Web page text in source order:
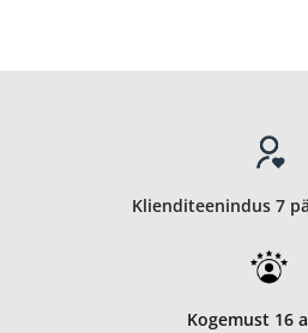
Klienditeenindus 7
Kogemust 16